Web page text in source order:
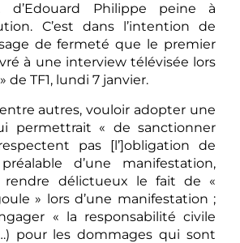
d’Edouard Philippe peine à
C’est dans l’intention de
de fermeté que le premier
à une interview télévisée lors
de TF1, lundi 7 janvier.
autres, vouloir adopter une
permettrait « de sanctionner
pas [l’]obligation de
d’une manifestation,
rendre délictueux le fait de «
» lors d’une manifestation ;
« la responsabilité civile
pour les dommages qui sont